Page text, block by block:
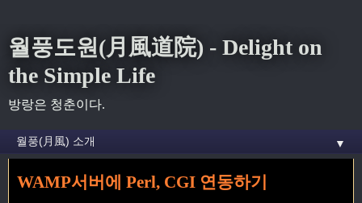
월풍도원(月風道院) - Delight on
the Simple Life
방랑은 청춘이다.
▼
홈» WAMP 꼬리가 달린 글
WAMP서버에 Perl, CGI 연동하기